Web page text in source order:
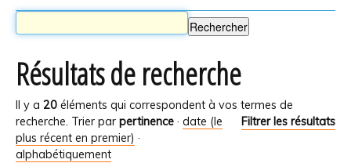
Résultats de recherche
Il y a 20 éléments qui correspondent à vos termes de
recherche.
Filtrer les résultats
Trier par pertinence · date (le
plus récent en premier) ·
alphabétiquement